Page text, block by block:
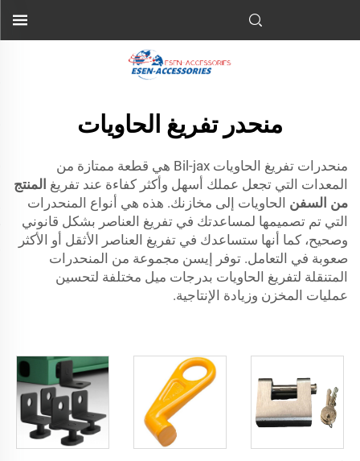
منحدر تفريغ الحاويات
منحدرات تفريغ الحاويات Bil-jax هي قطعة ممتازة من
المعدات التي تجعل عملك أسهل وأكثر كفاءة عند تفريغ المنتج
من السفن الحاويات إلى مخازنك. هذه هي أنواع المنحدرات
التي تم تصميمها لمساعدتك في تفريغ العناصر بشكل قانوني
وصحيح، كما أنها ستساعدك في تفريغ العناصر الأثقل أو الأكثر
صعوبة في التعامل. توفر إيسن مجموعة من المنحدرات
المتنقلة لتفريغ الحاويات بدرجات ميل مختلفة لتحسين
عمليات المخزن وزيادة الإنتاجية.